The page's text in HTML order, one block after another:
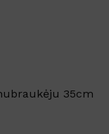
35cm